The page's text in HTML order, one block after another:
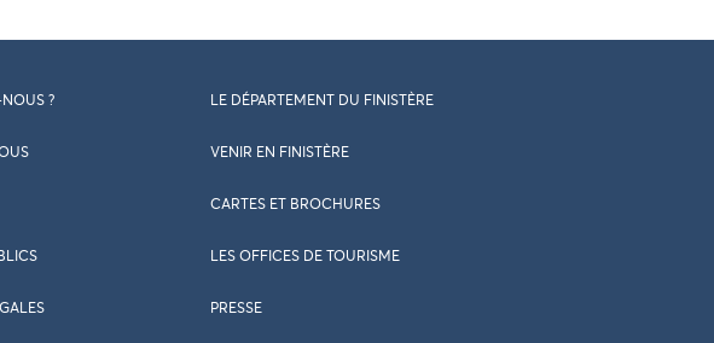
? LE DÉPARTEMENT DU FINISTÈRE
VENIR EN FINISTÈRE
CARTES ET BROCHURES
LES OFFICES DE TOURISME
PRESSE